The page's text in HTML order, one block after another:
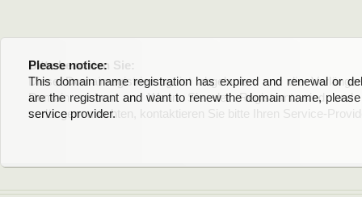
Please notice:
This domain name registration has expired and renewal or
are the registrant and want to renew the domain name,
service provider.
Bitte beachten Sie:
Diese Domainregistrierung ist abgelaufen und die
Domain stehen an. Wenn Sie der Registrant sind und
verlängern möchten, kontaktieren Sie bitte Ihren Service-